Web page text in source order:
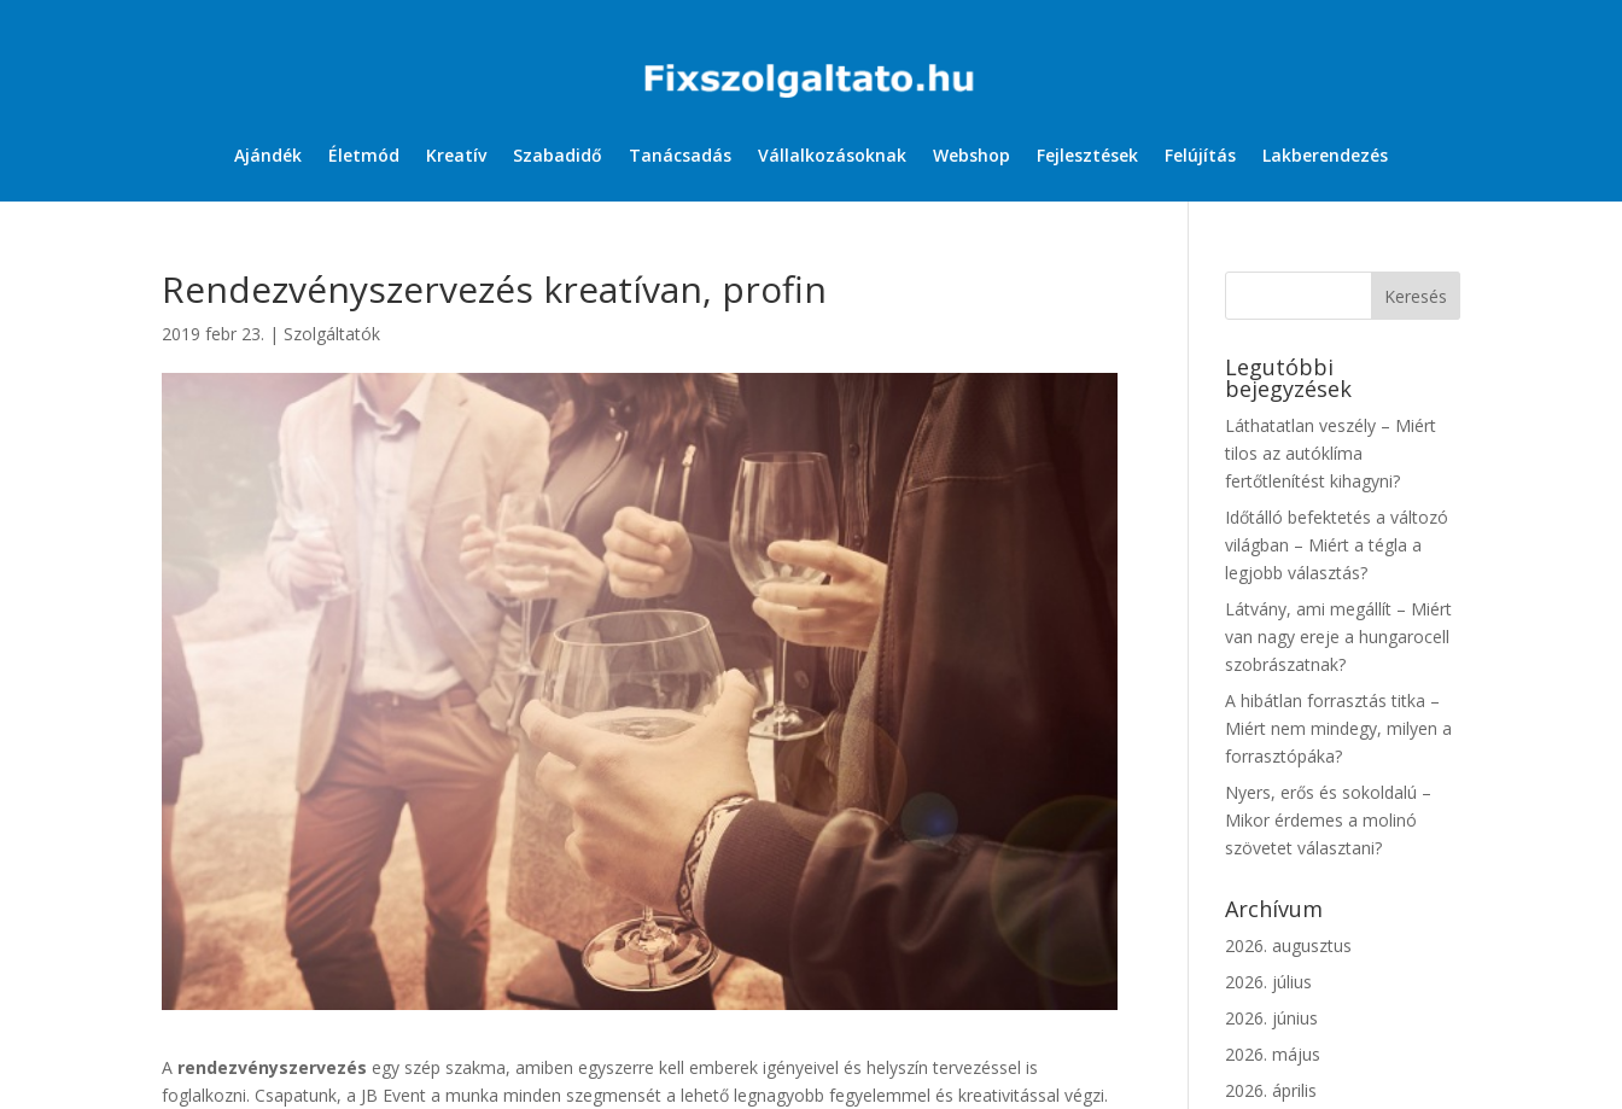
Ajándék Életmód Kreatív Szabadidő Tanácsadás Vállalkozásoknak Webshop Fejlesztések Felújítás Lakberendezés
Rendezvényszervezés kreatívan, profin
2019 febr 23. | Szolgáltatók
A rendezvényszervezés egy szép szakma, amiben egyszerre kell emberek igényeivel és helyszín tervezéssel is
foglalkozni. Csapatunk, a JB Event a munka minden szegmensét a lehető legnagyobb fegyelemmel és kreativitással végzi.
Legutóbbi
bejegyzések
Láthatatlan veszély – Miért
tilos az autóklíma
fertőtlenítést kihagyni?
Időtálló befektetés a változó
világban – Miért a tégla a
legjobb választás?
Látvány, ami megállít – Miért
van nagy ereje a hungarocell
szobrászatnak?
A hibátlan forrasztás titka –
Miért nem mindegy, milyen a
forrasztópáka?
Nyers, erős és sokoldalú –
Mikor érdemes a molinó
szövetet választani?
Archívum
2026. augusztus
2026. július
2026. június
2026. május
2026. április